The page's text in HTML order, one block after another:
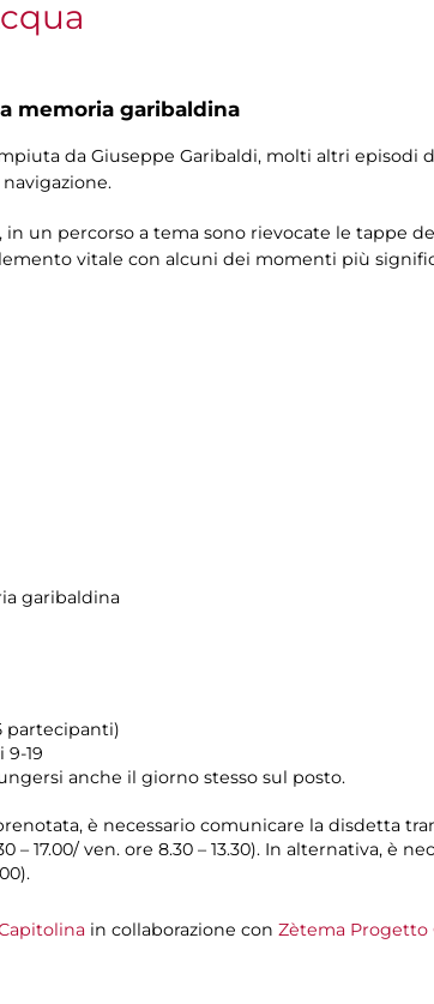
memoria garibaldina
da Giuseppe Garibaldi, molti altri episodi
un percorso a tema sono rievocate le tappe
vitale con alcuni dei momenti più
garibaldina
partecipanti)
19
anche il giorno stesso sul posto.
è necessario comunicare la disdetta
– 17.00/ ven. ore 8.30 – 13.30). In alternativa, è
in collaborazione con Zètema Progetto